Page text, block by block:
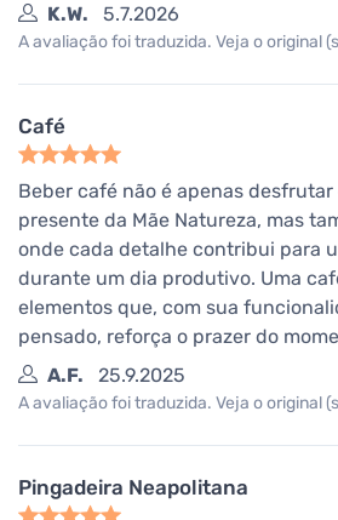
K.W.
5.7.2026
A avaliação foi traduzida. Veja o original
Café
Beber café não é apenas desfrutar
presente da Mãe Natureza, mas
onde cada detalhe contribui para
durante um dia produtivo. Uma
elementos que, com sua
pensado, reforça o prazer do
A.F.
25.9.2025
A avaliação foi traduzida. Veja o original
Pingadeira Neapolitana